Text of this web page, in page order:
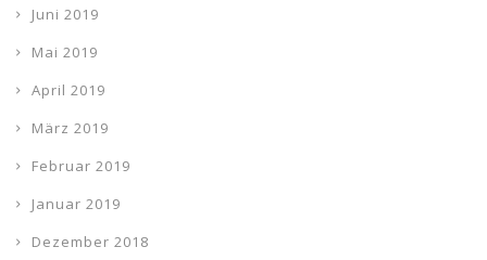
Juni 2019
Mai 2019
April 2019
März 2019
Februar 2019
Januar 2019
Dezember 2018